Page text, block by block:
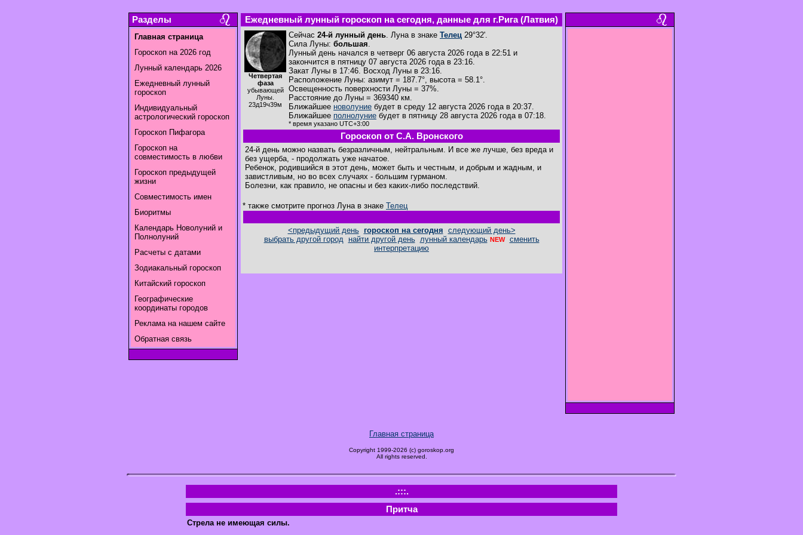
Разделы
Главная страница
Гороскоп на 2026 год
Лунный календарь 2026
Ежедневный лунный
гороскоп
Индивидуальный
астрологический гороскоп
Гороскоп Пифагора
Гороскоп на
совместимость в любви
Гороскоп предыдущей
жизни
Совместимость имен
Биоритмы
Календарь Новолуний и
Полнолуний
Расчеты с датами
Зодиакальный гороскоп
Китайский гороскоп
Географические
координаты городов
Реклама на нашем сайте
Обратная связь
Ежедневный лунный гороскоп на сегодня, данные для г.Рига (Латвия)
Четвертая
фаза
убывающей
Луны.
23д19ч39м
Сейчас 24-й лунный день. Луна в знаке Телец 29°32'.
Сила Луны: большая.
Лунный день начался в четверг 06 августа 2026 года в 22:51 и
закончится в пятницу 07 августа 2026 года в 23:16.
Закат Луны в 17:46. Восход Луны в 23:16.
Расположение Луны: азимут = 187.7°, высота = 58.1°.
Освещенность поверхности Луны = 37%.
Расстояние до Луны = 369340 км.
Ближайшее новолуние будет в среду 12 августа 2026 года в 20:37.
Ближайшее полнолуние будет в пятницу 28 августа 2026 года в 07:18.
* время указано UTC+3:00
Гороскоп от С.А. Вронского
24-й день можно назвать безразличным, нейтральным. И все же лучше, без вреда и
без ущерба, - продолжать уже начатое.
Ребенок, родившийся в этот день, может быть и честным, и добрым и жадным, и
завистливым, но во всех случаях - большим гурманом.
Болезни, как правило, не опасны и без каких-либо последствий.
* также смотрите прогноз Луна в знаке Телец
<предыдущий день гороскоп на сегодня следующий день>
выбрать другой город
найти другой день лунный календарь NEW
сменить
интерпретацию
Главная страница
Copyright 1999-2026 (c) goroskop.org
All rights reserved.
.:::.
Притча
Стрела не имеющая силы.